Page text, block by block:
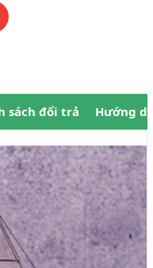
sách đổi trả Hướng